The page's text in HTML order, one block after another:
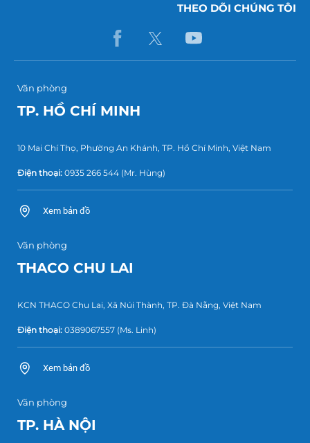
THEO DÕI CHÚNG TÔI
Văn phòng
TP. HỒ CHÍ MINH
10 Mai Chí Thọ, Phường An Khánh, TP. Hồ Chí Minh, Việt Nam
Điện thoại: 0935 266 544 (Mr. Hùng)
Xem bản đồ
Văn phòng
THACO CHU LAI
KCN THACO Chu Lai, Xã Núi Thành, TP. Đà Nẵng, Việt Nam
Điện thoại: 0389067557 (Ms. Linh)
Xem bản đồ
Văn phòng
TP. HÀ NỘI